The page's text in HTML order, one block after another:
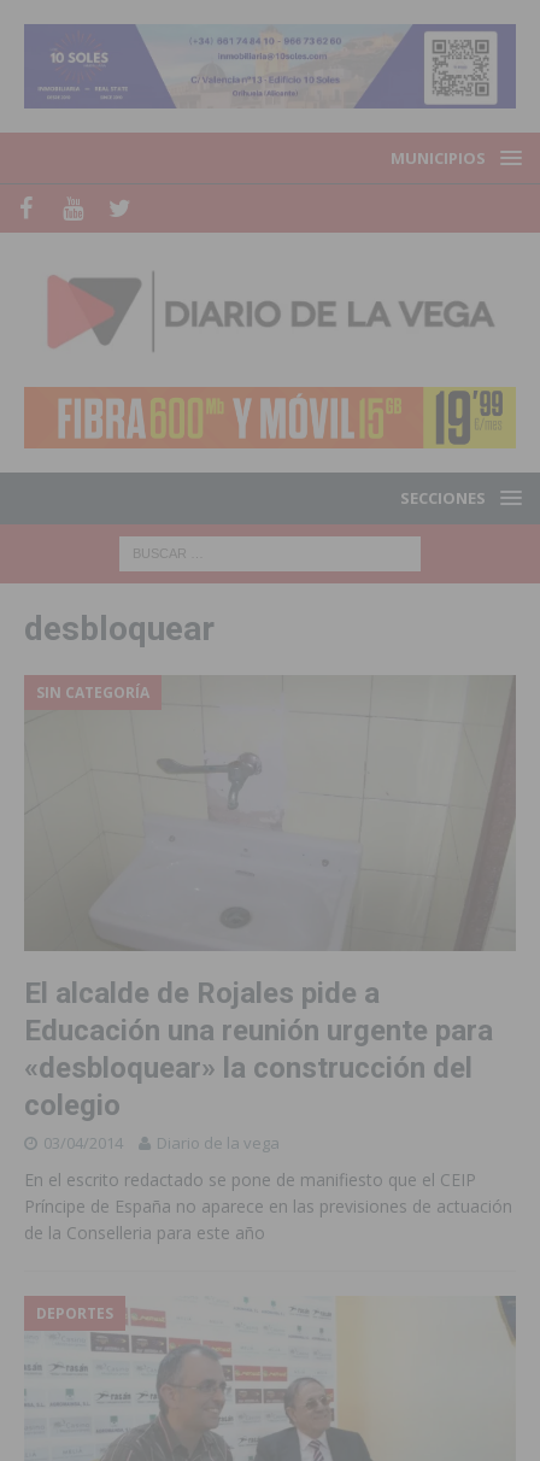
MUNICIPIOS
SECCIONES
desbloquear
SIN CATEGORÍA
El alcalde de Rojales pide a
Educación una reunión urgente para
«desbloquear» la construcción del
colegio
03/04/2014 Diario de la vega
En el escrito redactado se pone de manifiesto que el CEIP
Príncipe de España no aparece en las previsiones de actuación
de la Conselleria para este año
DEPORTES